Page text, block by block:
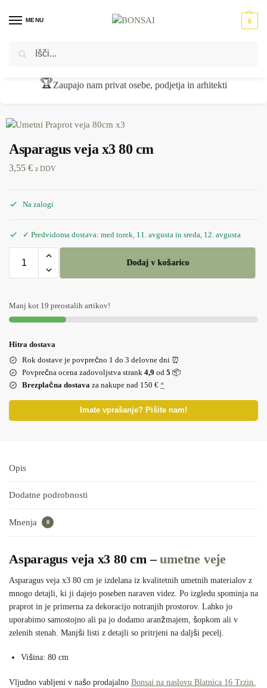
MENU 0
Domov Umetne rastline
🏆Zaupajo nam privat osebe, podjetja in arhitekti
Asparagus veja x3 80 cm
3,55 € z DDV
Na zalogi
✓ Predvidoma dostava: med torek, 11. avgusta in sreda, 12. avgusta
Dodaj v košarico
Manj kot 19 preostalih artikov!
Hitra dostava
Rok dostave je povprečno 1 do 3 delovne dni ⏰
Povprečna ocena zadovoljstva strank 4,9 od 5 📦
Brezplačna dostava za nakupe nad 150 € *
Imate vprašanje? Pišite nam!
Opis
Dodatne podrobnosti
Mnenja 0
Asparagus veja x3 80 cm –umetne veje
Asparagus veja x3 80 cm je izdelana iz kvalitetnih umetnih materialov z
mnogo detajli, ki ji dajejo poseben naraven videz. Po izgledu spominja na
praprot in je primerna za dekoracijo notranjih prostorov. Lahko jo
uporabimo samostojno ali pa jo dodamo aranžmajem, šopkom ali v
zelenih stenah. Manjši listi z detajli so pritrjeni na daljši pecelj.
Višina: 80 cm
Vljudno vabljeni v našo prodajalno Bonsai na naslovu Blatnica 16 Trzin.